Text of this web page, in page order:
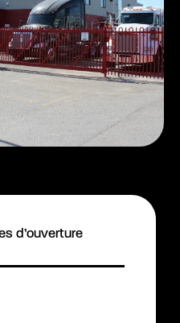
d’ouverture